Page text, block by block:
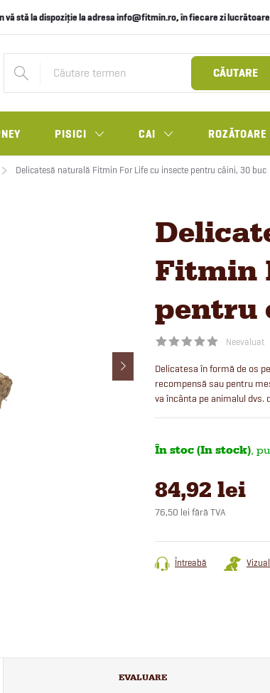
vă stă la dispoziție la adresa info@fitmin.ro, în fiecare zi
CĂUTARE
PISICI CAI ROZĂTOARE
Delicatesă naturală Fitmin For Life cu insecte pentru câini, 30 buc
Fitmin
pentru
Neevaluat
Delicatesa în formă de os
recompensă sau pentru
va încânta pe animalul dvs.
În stoc (In stock)
84,92 lei
76,50 lei fără TVA
preţ:
Întreabă
EVALUARE